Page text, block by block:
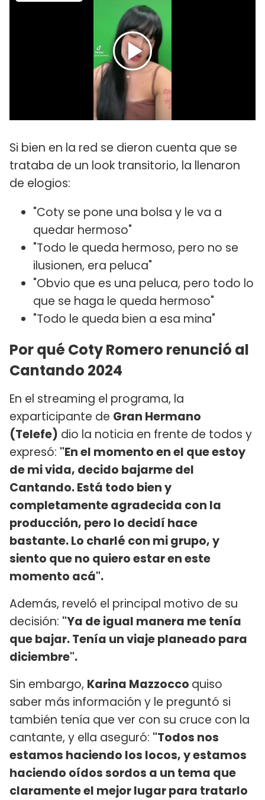
Si bien en la red se dieron cuenta que se
trataba de un look transitorio, la llenaron
de elogios:
"Coty se pone una bolsa y le va a
quedar hermoso"
"Todo le queda hermoso, pero no se
ilusionen, era peluca"
"Obvio que es una peluca, pero todo lo
que se haga le queda hermoso"
"Todo le queda bien a esa mina"
Por qué Coty Romero renunció al
Cantando 2024
En el streaming el programa, la
exparticipante de Gran Hermano
(Telefe) dio la noticia en frente de todos y
expresó: "En el momento en el que estoy
de mi vida, decido bajarme del
Cantando. Está todo bien y
completamente agradecida con la
producción, pero lo decidí hace
bastante. Lo charlé con mi grupo, y
siento que no quiero estar en este
momento acá".
Además, reveló el principal motivo de su
decisión: "Ya de igual manera me tenía
que bajar. Tenía un viaje planeado para
diciembre".
Sin embargo, Karina Mazzocco quiso
saber más información y le preguntó si
también tenía que ver con su cruce con la
cantante, y ella aseguró: "Todos nos
estamos haciendo los locos, y estamos
haciendo oídos sordos a un tema que
claramente el mejor lugar para tratarlo